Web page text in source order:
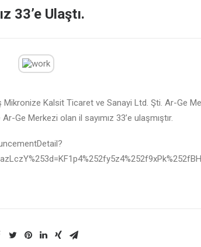
33’e Ulaştı.
Kalsit Ticaret ve Sanayi Ltd. Şti. Ar-Ge
Ge Merkezi olan il sayımız 33’e ulaşmıştır.